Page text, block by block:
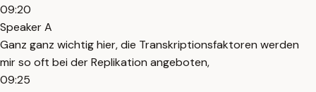
09:20
Speaker A
Ganz ganz wichtig hier, die Transkriptionsfaktoren werden
mir so oft bei der Replikation angeboten,
09:25